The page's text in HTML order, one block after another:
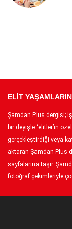
ELİT
Şamdan Plus dergisi;
bir deyişle ‘elitler’in
gerçekleştirdiği veya
aktaran Şamdan Plus
sayfalarına taşır.
fotoğraf çekimleriyle